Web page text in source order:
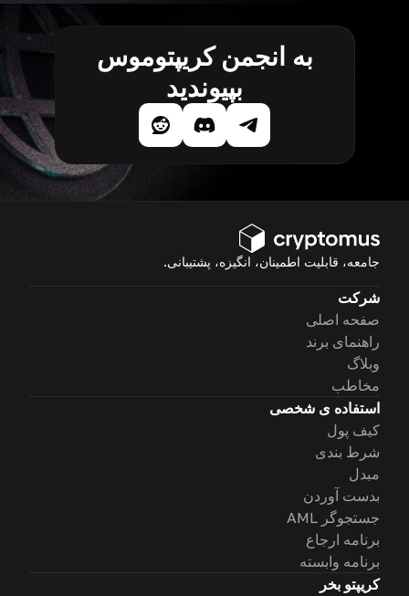
به انجمن کریپتوموس
بپیوندید
جامعه، قابلیت اطمینان، انگیزه، پشتیبانی.
شرکت
صفحه اصلی
راهنمای برند
وبلاگ
مخاطب
استفاده ی شخصی
کیف پول
شرط بندی
مبدل
بدست آوردن
جستجوگر AML
برنامه ارجاع
برنامه وابسته
کریپتو بخر